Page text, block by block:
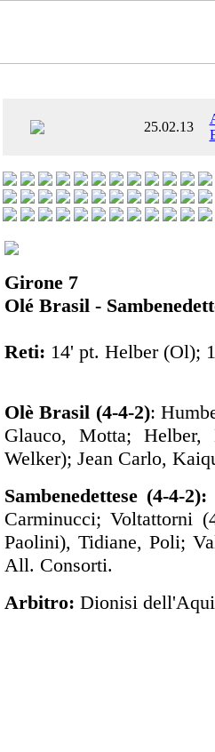
25.02.13
Girone 7
Olé Brasil -
Reti: 14' pt. Helber (Ol);
Olè Brasil (4-4-2):
Glauco, Motta; Helber,
Welker); Jean Carlo,
Sambenedettese (4-4-2):
Carminucci; Voltattorni
Paolini), Tidiane, Poli;
All. Consorti.
Arbitro: Dionisi